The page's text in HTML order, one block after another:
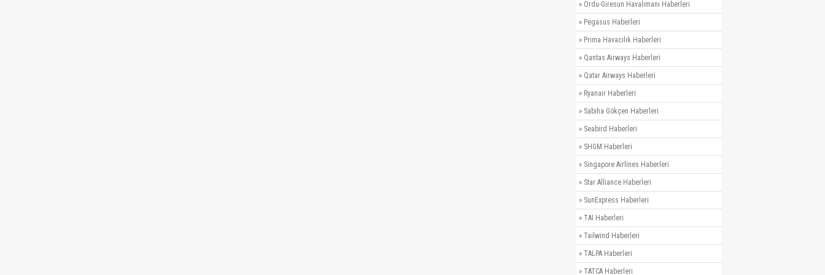
» Ordu-Giresun Havalimanı Haberleri
» Pegasus Haberleri
» Prima Havacılık Haberleri
» Qantas Airways Haberleri
» Qatar Airways Haberleri
» Ryanair Haberleri
» Sabiha Gökçen Haberleri
» Seabird Haberleri
» SHGM Haberleri
» Singapore Airlines Haberleri
» Star Alliance Haberleri
» SunExpress Haberleri
» TAI Haberleri
» Tailwind Haberleri
» TALPA Haberleri
» TATCA Haberleri